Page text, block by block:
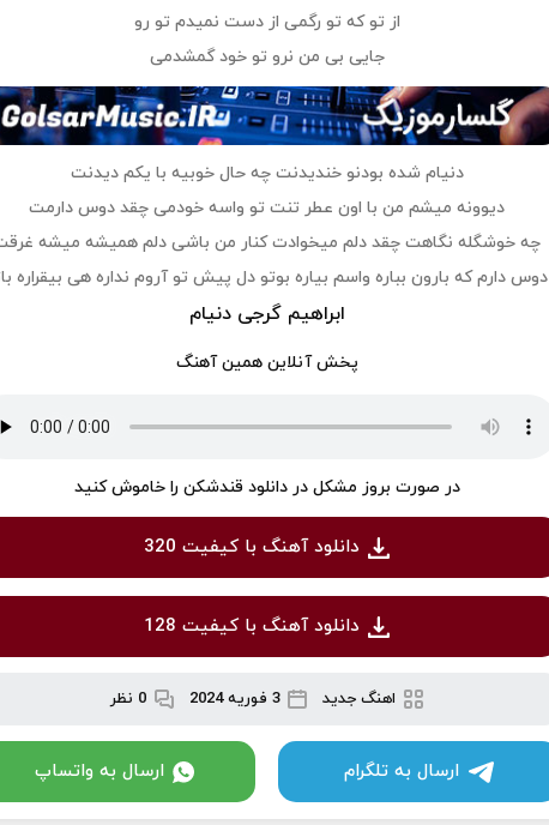
از تو که تو رگمی از دست نمیدم تو رو
جایی بی من نرو تو خود گمشدمی
دنیام شده بودنو خندیدنت چه حال خوبیه با یکم دیدنت
دیوونه میشم من با اون عطر تنت تو واسه خودمی چقد دوس دارمت
چه خوشگله نگاهت چقد دلم میخوادت کنار من باشی دلم همیشه میشه
دوس دارم که بارون بباره واسم بیاره بوتو دل پیش تو آروم نداره هی بیقراره
ابراهیم گرجی دنیام
پخش آنلاین همین آهنگ
در صورت بروز مشکل در دانلود قندشکن را خاموش کنید
دانلود آهنگ با کیفیت 320
دانلود آهنگ با کیفیت 128
اهنگ جدید 3 فوریه 2024 0 نظر
ارسال به تلگرام ارسال به واتساپ